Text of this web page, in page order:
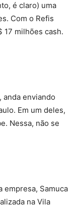
é claro) uma
Com o Refis
17 milhões cash.
anda enviando
Em um deles,
Nessa, não se
empresa, Samuca
na Vila